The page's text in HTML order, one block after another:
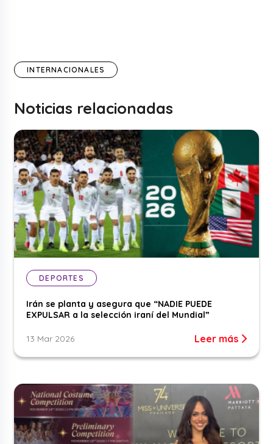
INTERNACIONALES
Noticias relacionadas
DEPORTES
Irán se planta y asegura que “NADIE PUEDE
EXPULSAR a la selección iraní del Mundial”
13 Mar 2026 Leer más